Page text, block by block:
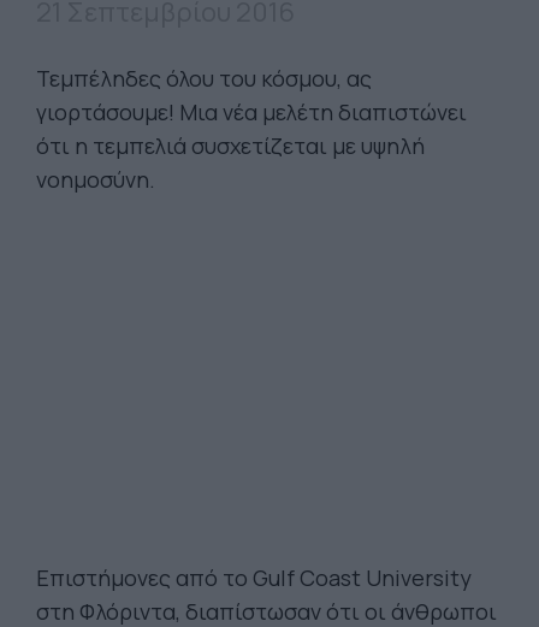
Τεμπέληδες όλου του κόσμου, ας
γιορτάσουμε! Μια νέα μελέτη διαπιστώνει
ότι η τεμπελιά συσχετίζεται με υψηλή
νοημοσύνη.
Επιστήμονες από το Gulf Coast University
στη Φλόριντα, διαπίστωσαν ότι οι άνθρωποι